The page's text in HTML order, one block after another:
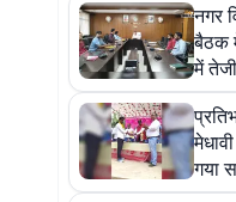
नगर
बैठक
में
गया